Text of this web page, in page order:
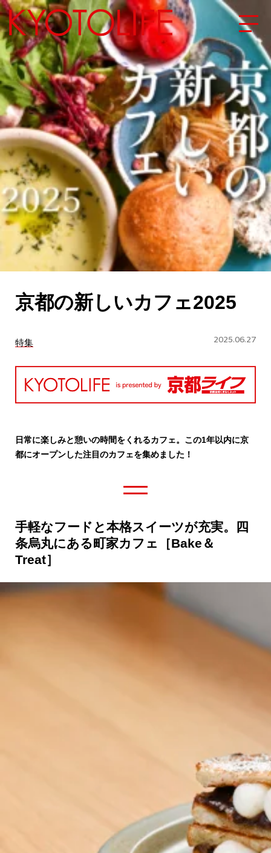
エリアから探す
地図から探す
カテゴリーから探す
SPECIAL
NEW OPEN
SERIES
CULTURE
ABOUT US
Instagram
チケットプレゼント応募
MAIN MENU
カレーが好き
おすすめの展覧会
京都の新しいカフェ2025
特集 2025.06.27
日常に楽しみと憩いの時間をくれるカフェ。この1年以内に京
都にオープンした注目のカフェを集めました！
手軽なフードと本格スイーツが充実。四
条烏丸にある町家カフェ［Bake＆
Treat］